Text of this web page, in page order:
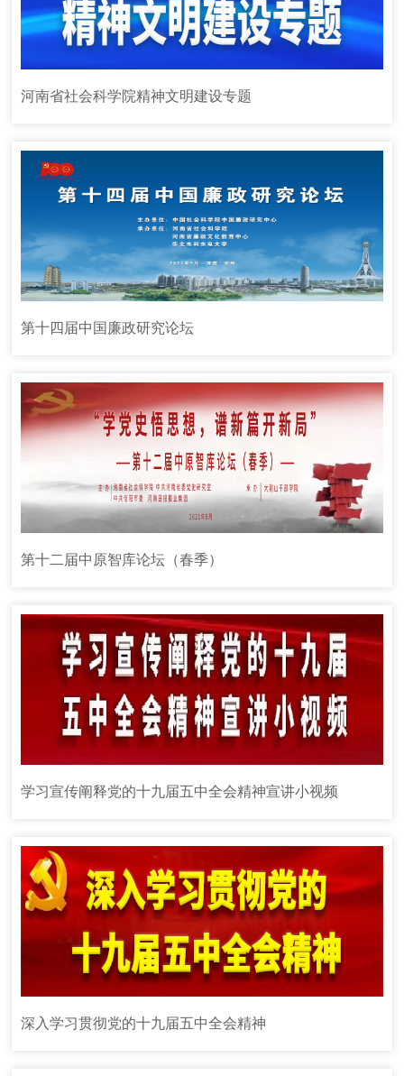
河南省社会科学院精神文明建设专题
第十四届中国廉政研究论坛
第十二届中原智库论坛（春季）
学习宣传阐释党的十九届五中全会精神宣讲小视频
深入学习贯彻党的十九届五中全会精神